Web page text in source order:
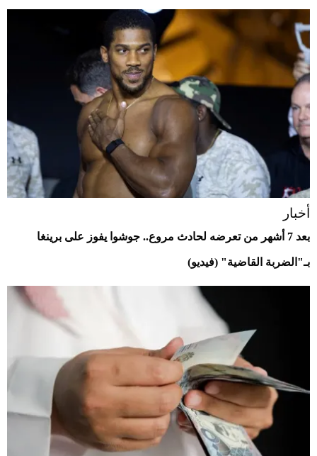
أخبار
بعد 7 أشهر من تعرضه لحادث مروع.. جوشوا يفوز على برينغا
بـ"الضربة القاضية" (فيديو)